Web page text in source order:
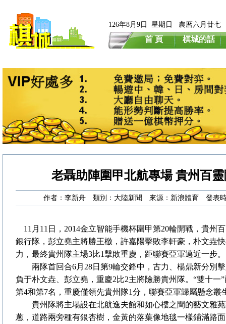
126年8月9日 星期日 農曆六月廿七
首 頁 棋城的話
老聶助陣圍甲北航專場 貴州百
作者：李新舟 類別：大陸新聞 來源：新浪體育 發表
11月11日，2014金立智能手機杯圍甲第20輪開戰，貴州
銀行隊，彭立堯主將勝王檄，許嘉陽擊敗李軒豪，朴文垚
力，最終貴州隊主場3比1擊敗重慶，距聯賽亞軍邁近一步。
兩隊首回合6月28日第9輪交鋒中，古力、楊鼎新分別
負于朴文垚、彭立堯，重慶2比2主將險勝貴州隊。“雙十一
第4和第7名，重慶僅領先貴州隊1分，聯賽亞軍歸屬懸念叢
貴州隊將主場設在北航逸夫館和如心樓之間的藝文雅苑
蔥，道路兩旁種有銀杏樹，金黃的落葉像地毯一樣鋪滿路